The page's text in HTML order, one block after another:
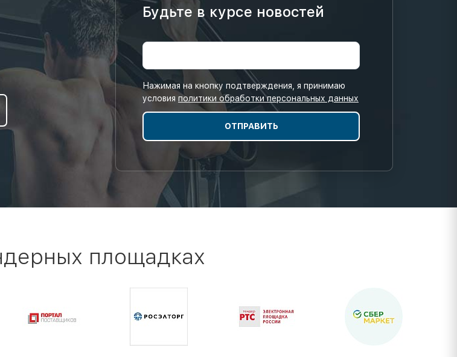
Будьте в курсе новостей
Нажимая на кнопку подтверждения, я принимаю
условия политики обработки персональных данных
площадках